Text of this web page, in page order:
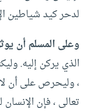
لدحر كيد شياطين
وعلى المسلم أن
الذي يركن إليه.
، وليحرص على أن لا
تعالى ، فإن